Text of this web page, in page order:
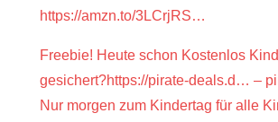
https://amzn.to/3LCrjRS…
Freebie! Heute schon Kostenlos
gesichert?https://pirate-deals.d… –
Nur morgen zum Kindertag für alle